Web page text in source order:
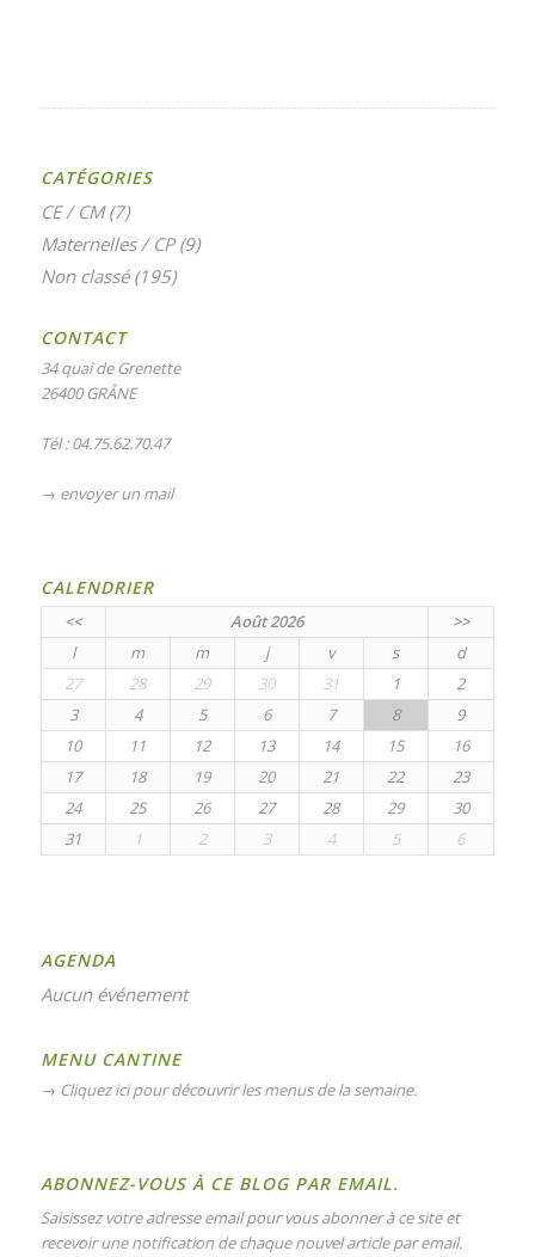
CATÉGORIES
CE / CM(7)
Maternelles / CP(9)
Non classé(195)
CONTACT
34 quai de Grenette
26400 GRÂNE
Tél : 04.75.62.70.47
→ envoyer un mail
CALENDRIER
<< Août 2026
>>
l
m m j v s
d
27
28 29 30 31 1
2
3
4 5 6 7 8
9
10
11 12 13 14 15
16
17
18 19 20 21 22
23
24
25 26 27 28 29
30
31
1 2 3 4 5 6
AGENDA
Aucun événement
MENU CANTINE
→ Cliquez ici pour découvrir les menus de la semaine.
ABONNEZ-VOUS À CE BLOG PAR EMAIL.
Saisissez votre adresse email pour vous abonner à ce site et
recevoir une notification de chaque nouvel article par email.